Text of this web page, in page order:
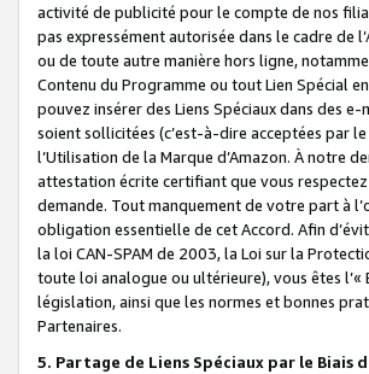
activité de publicité pour le compte de nos
pas expressément autorisée dans le cadre de l’
ou de toute autre manière hors ligne,
Contenu du Programme ou tout Lien Spécial
pouvez insérer des Liens Spéciaux dans des
soient sollicitées (c’est-à-dire acceptées par
l’Utilisation de la Marque d’Amazon. À notre
attestation écrite certifiant que vous
demande. Tout manquement de votre part à
obligation essentielle de cet Accord. Afin
la loi CAN-SPAM de 2003, la Loi sur la
toute loi analogue ou ultérieure), vous êtes l’«
législation, ainsi que les normes et bonnes
Partenaires.
5. Partage de Liens Spéciaux par le Biais